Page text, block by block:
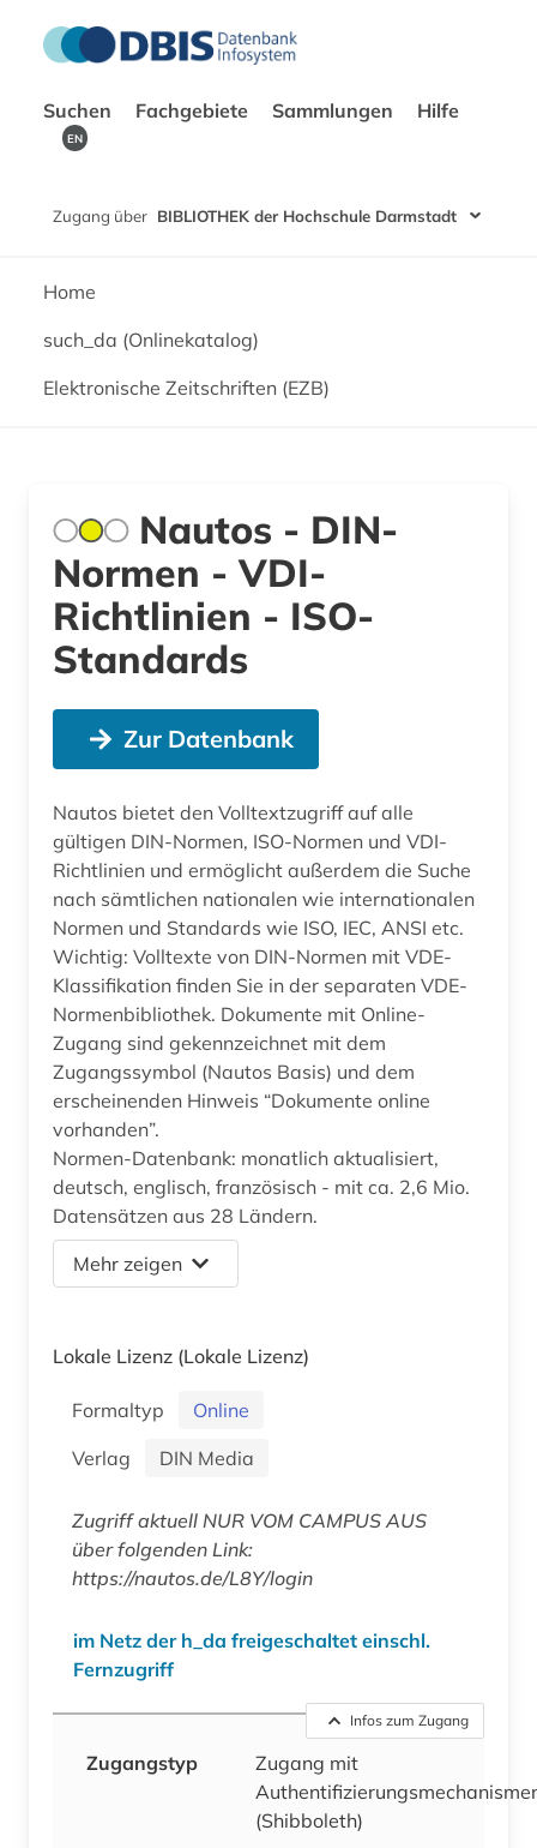
Suchen Fachgebiete Sammlungen Hilfe
EN
Zugang über BIBLIOTHEK der Hochschule Darmstadt
Home
such_da (Onlinekatalog)
Elektronische Zeitschriften (EZB)
Nautos - DIN-
Normen - VDI-
Richtlinien - ISO-
Standards
Zur Datenbank
Nautos bietet den Volltextzugriff auf alle
gültigen DIN-Normen, ISO-Normen und VDI-
Richtlinien und ermöglicht außerdem die Suche
nach sämtlichen nationalen wie internationalen
Normen und Standards wie ISO, IEC, ANSI etc.
Wichtig: Volltexte von DIN-Normen mit VDE-
Klassifikation finden Sie in der separaten VDE-
Normenbibliothek. Dokumente mit Online-
Zugang sind gekennzeichnet mit dem
Zugangssymbol (Nautos Basis) und dem
erscheinenden Hinweis “Dokumente online
vorhanden”.
Normen-Datenbank: monatlich aktualisiert,
deutsch, englisch, französisch - mit ca. 2,6 Mio.
Datensätzen aus 28 Ländern.
Mehr zeigen
Lokale Lizenz (Lokale Lizenz)
Formaltyp
Online
Verlag
DIN Media
Zugriff aktuell NUR VOM CAMPUS AUS
über folgenden Link:
https://nautos.de/L8Y/login
im Netz der h_da freigeschaltet einschl.
Fernzugriff
Infos zum Zugang
Zugangstyp
Zugang mit
(Shibboleth)